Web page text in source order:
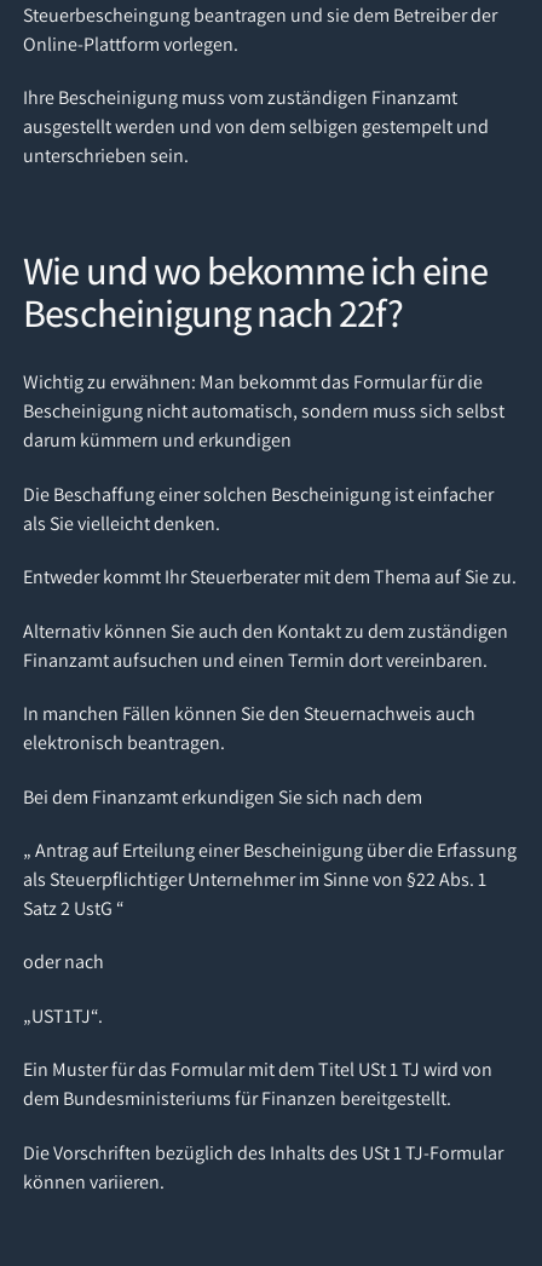
Steuerbescheingung beantragen und sie dem Betreiber der
Online-Plattform vorlegen.
Ihre Bescheinigung muss vom zuständigen Finanzamt
ausgestellt werden und von dem selbigen gestempelt und
unterschrieben sein.
Wie und wo bekomme ich eine
Bescheinigung nach 22f?
Wichtig zu erwähnen: Man bekommt das Formular für die
Bescheinigung nicht automatisch, sondern muss sich selbst
darum kümmern und erkundigen
Die Beschaffung einer solchen Bescheinigung ist einfacher
als Sie vielleicht denken.
Entweder kommt Ihr Steuerberater mit dem Thema auf Sie zu.
Alternativ können Sie auch den Kontakt zu dem zuständigen
Finanzamt aufsuchen und einen Termin dort vereinbaren.
In manchen Fällen können Sie den Steuernachweis auch
elektronisch beantragen.
Bei dem Finanzamt erkundigen Sie sich nach dem
„ Antrag auf Erteilung einer Bescheinigung über die Erfassung
als Steuerpflichtiger Unternehmer im Sinne von §22 Abs. 1
Satz 2 UstG “
oder nach
„UST1TJ“.
Ein Muster für das Formular mit dem Titel USt 1 TJ wird von
dem Bundesministeriums für Finanzen bereitgestellt.
Die Vorschriften bezüglich des Inhalts des USt 1 TJ-Formular
können variieren.